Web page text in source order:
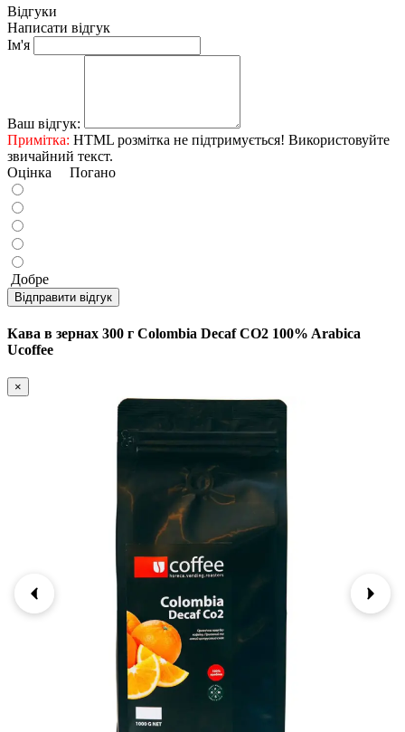
Відгуки
Написати відгук
Ім'я
Ваш відгук:
Примітка: HTML розмітка не підтримується! Використовуйте
звичайний текст.
Оцінка Погано
Добре
Відправити відгук
Кава в зернах 300 г Colоmbia Decaf CO2 100% Arabica
Ucoffee
×